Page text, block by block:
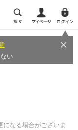
い
なる場合がございま